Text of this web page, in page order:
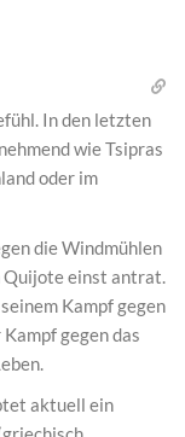
In den letzten
wie Tsipras
oder im
die Windmühlen
Quijote einst antrat.
Kampf gegen
gegen das
aktuell ein